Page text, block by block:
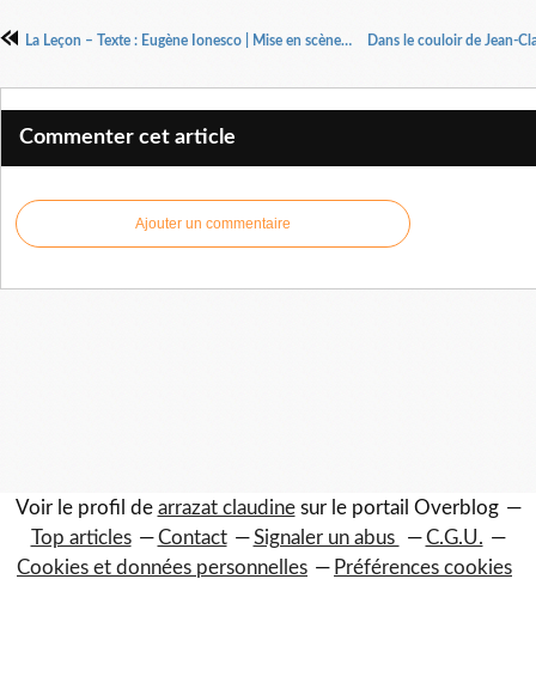
La Leçon – Texte : Eugène Ionesco | Mise en scène : Robin Renucci
Commenter cet article
Ajouter un commentaire
Voir le profil de arrazat claudinesur le portail Overblog
Top articles
Contact Signaler un abus
C.G.U.
Cookies et données personnelles
Préférences cookies